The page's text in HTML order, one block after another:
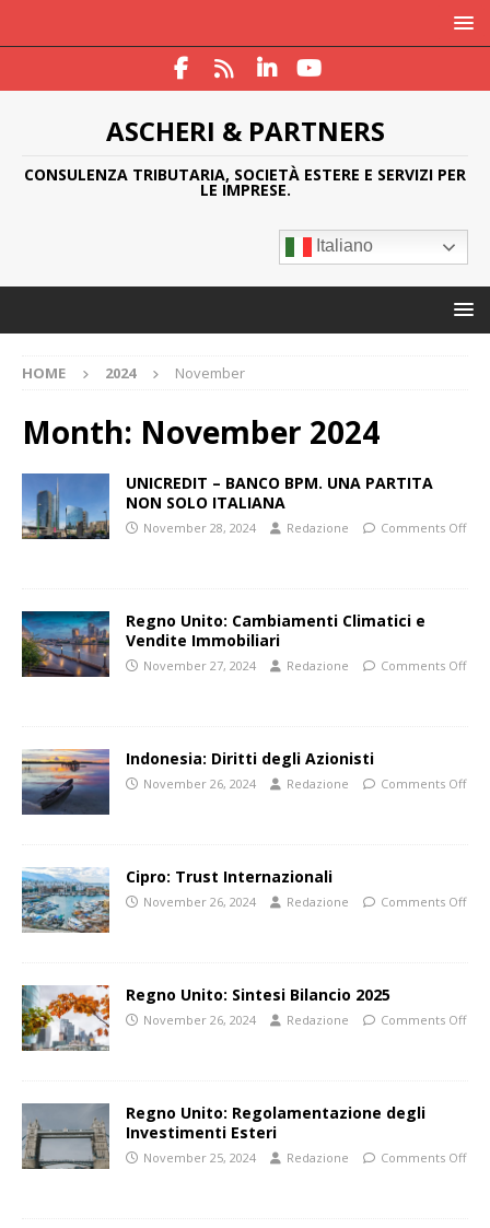
ASCHERI & PARTNERS
CONSULENZA TRIBUTARIA, SOCIETÀ ESTERE E SERVIZI PER
LE IMPRESE.
Italiano
HOME 2024 November
Month: November 2024
UNICREDIT – BANCO BPM. UNA PARTITA
NON SOLO ITALIANA
November 28, 2024 Redazione Comments Off
Regno Unito: Cambiamenti Climatici e
Vendite Immobiliari
November 27, 2024 Redazione Comments Off
Indonesia: Diritti degli Azionisti
November 26, 2024 Redazione Comments Off
Cipro: Trust Internazionali
November 26, 2024 Redazione Comments Off
Regno Unito: Sintesi Bilancio 2025
November 26, 2024 Redazione Comments Off
Regno Unito: Regolamentazione degli
Investimenti Esteri
November 25, 2024 Redazione Comments Off